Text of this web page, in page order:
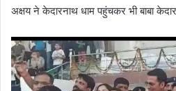
अक्षय ने केदारनाथ धाम पहुंचकर भी बाबा